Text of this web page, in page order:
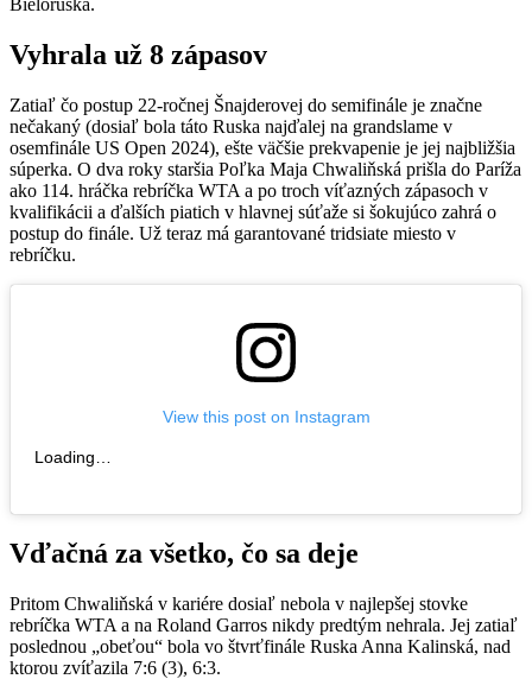
Bieloruska.
Vyhrala už 8 zápasov
Zatiaľ čo postup 22-ročnej Šnajderovej do semifinále je značne
nečakaný (dosiaľ bola táto Ruska najďalej na grandslame v
osemfinále US Open 2024), ešte väčšie prekvapenie je jej najbližšia
súperka. O dva roky staršia Poľka Maja Chwaliňská prišla do Paríža
ako 114. hráčka rebríčka WTA a po troch víťazných zápasoch v
kvalifikácii a ďalších piatich v hlavnej súťaže si šokujúco zahrá o
postup do finále. Už teraz má garantované tridsiate miesto v
rebríčku.
View this post on Instagram
Loading…
Vďačná za všetko, čo sa deje
Pritom Chwaliňská v kariére dosiaľ nebola v najlepšej stovke
rebríčka WTA a na Roland Garros nikdy predtým nehrala. Jej zatiaľ
poslednou „obeťou“ bola vo štvrťfinále Ruska Anna Kalinská, nad
ktorou zvíťazila 7:6 (3), 6:3.